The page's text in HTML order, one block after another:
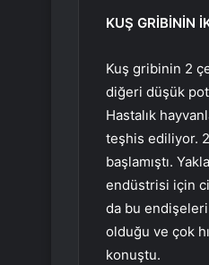
KUŞ GRİBİNİN
Kuş gribinin 2
diğeri düşük
Hastalık
teşhis ediliyor.
başlamıştı.
endüstrisi için
da bu endişeleri
olduğu ve çok
konuştu.